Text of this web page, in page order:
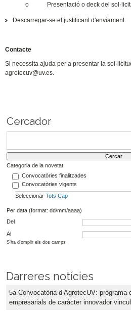
o Presentació o deck del
Descarregar-se el justificant d'enviament.
Contacte
Si necessita ajuda per a presentar la
agrotecuv@uv.es.
Cercador
Categoria de la novetat:
Convocatòries finalitzades
Convocatòries vigents
Seleccionar Tots Cap
Per data (format: dd/mm/aaaa)
Del
Al
S'ha d'omplir els dos camps
Darreres notícies
5a Convocatòria d’AgrotecUV: programa
empresarials de caràcter innovador